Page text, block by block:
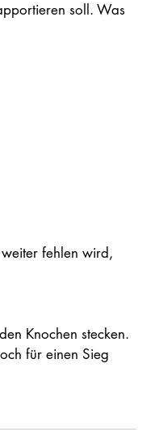
soll. Was
fehlen wird,
Knochen stecken.
für einen Sieg